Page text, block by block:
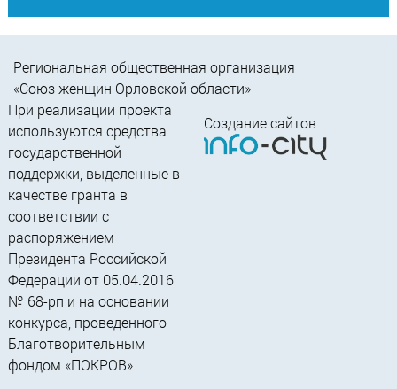
Региональная общественная организация
«Союз женщин Орловской области»
При реализации проекта
используются средства
государственной
поддержки, выделенные в
качестве гранта в
соответствии c
распоряжением
Президента Российской
Федерации от 05.04.2016
№ 68-рп и на основании
конкурса, проведенного
Благотворительным
фондом «ПОКРОВ»
Создание сайтов